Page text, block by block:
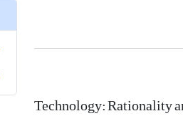
Technology: Rationality